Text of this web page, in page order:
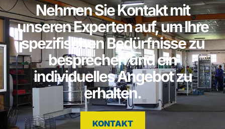
Nehmen Sie Kontakt mit
unseren Experten auf, um Ihre
spezifischen Bedürfnisse zu
besprechen und ein
individuelles Angebot zu
erhalten.
KONTAKT